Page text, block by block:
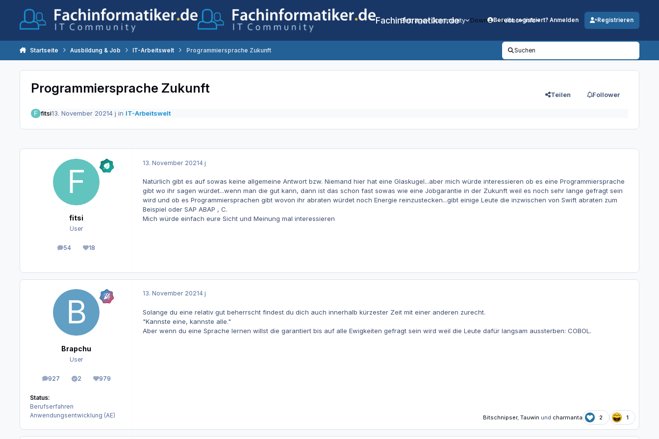
Fachinformatiker.de
Beiträge Community DownloadsJobs Info
Bereits registriert? Anmelden Registrieren
Startseite Ausbildung & Job IT-Arbeitswelt Programmiersprache Zukunft Suchen
Programmiersprache Zukunft Teilen Follower
fitsi13. November 20214 j in IT-Arbeitswelt
fitsi
User
54
Beiträge18
Reputation
13. November 20214 j
Natürlich gibt es auf sowas keine allgemeine Antwort bzw. Niemand hier hat eine Glaskugel...aber mich würde interessieren ob es eine Programmiersprache
gibt wo ihr sagen würdet...wenn man die gut kann, dann ist das schon fast sowas wie eine Jobgarantie in der Zukunft weil es noch sehr lange gefragt sein
wird und ob es Programmiersprachen gibt wovon ihr abraten würdet noch Energie reinzustecken...gibt einige Leute die inzwischen von Swift abraten zum
Beispiel oder SAP ABAP , C.
Mich würde einfach eure Sicht und Meinung mal interessieren
Brapchu
User
927
Beiträge 2
Lösungen979
Reputation
Status:
Berufserfahren
Anwendungsentwicklung (AE)
13. November 20214 j
Solange du eine relativ gut beherrscht findest du dich auch innerhalb kürzester Zeit mit einer anderen zurecht.
"Kannste eine, kannste alle."
Aber wenn du eine Sprache lernen willst die garantiert bis auf alle Ewigkeiten gefragt sein wird weil die Leute dafür langsam aussterben: COBOL.
Bitschnipser, Tauwin und charmanta 2 1